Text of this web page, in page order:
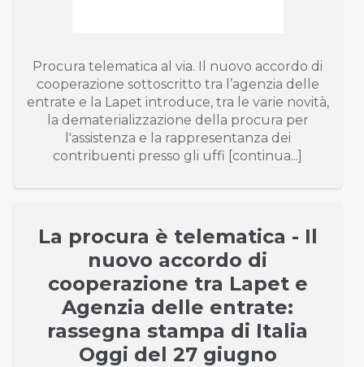
Procura telematica al via. Il nuovo accordo di
cooperazione sottoscritto tra l’agenzia delle
entrate e la Lapet introduce, tra le varie novità,
la dematerializzazione della procura per
l'assistenza e la rappresentanza dei
contribuenti presso gli uffi [continua...]
La procura è telematica - Il
nuovo accordo di
cooperazione tra Lapet e
Agenzia delle entrate:
rassegna stampa di Italia
Oggi del 27 giugno